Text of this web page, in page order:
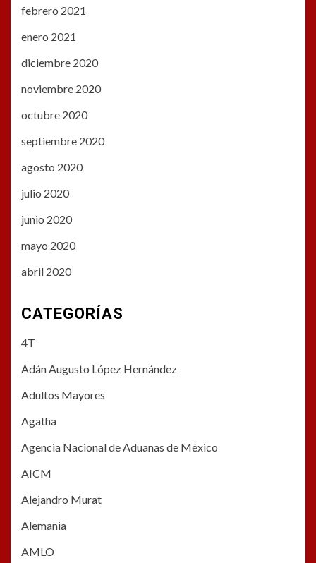
febrero 2021
enero 2021
diciembre 2020
noviembre 2020
octubre 2020
septiembre 2020
agosto 2020
julio 2020
junio 2020
mayo 2020
abril 2020
CATEGORÍAS
4T
Adán Augusto López Hernández
Adultos Mayores
Agatha
Agencia Nacional de Aduanas de México
AICM
Alejandro Murat
Alemania
AMLO